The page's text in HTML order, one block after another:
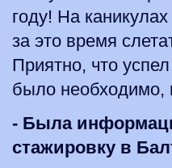
году! На
за это время
Приятно, что
было необходимо,
- Была
стажировку в